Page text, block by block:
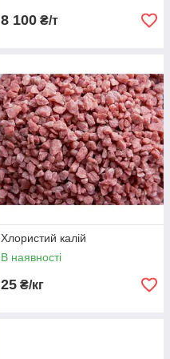
8 100 ₴/т
Хлористий калій
В наявності
25 ₴/кг